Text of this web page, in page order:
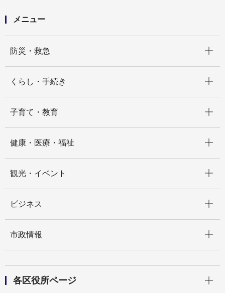
メニュー
防災・救急
くらし・手続き
子育て・教育
健康・医療・福祉
観光・イベント
ビジネス
市政情報
各区役所ページ